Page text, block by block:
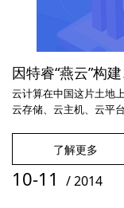
因特睿“燕云”构
云计算在中国这片土地
云存储、云主机、云平
进展也非常顺利，云
导、企业为主体以及研
&amp;rdquo;相结合的
了解更多
10-11 /2014